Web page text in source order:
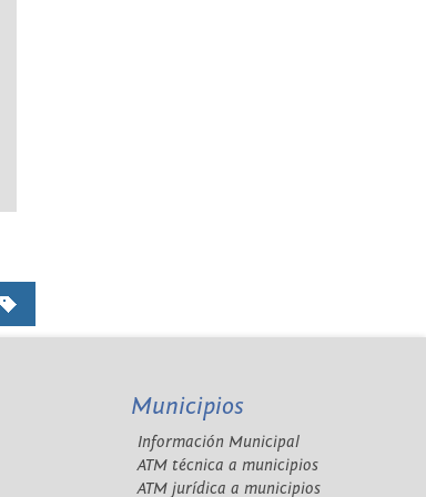
Municipios
Información Municipal
ATM técnica a municipios
ATM jurídica a municipios